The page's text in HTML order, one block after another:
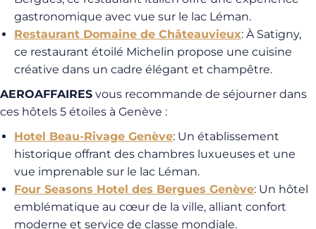
gastronomique avec vue sur le lac Léman.
Restaurant Domaine de Châteauvieux: À Satigny,
ce restaurant étoilé Michelin propose une cuisine
créative dans un cadre élégant et champêtre.
AEROAFFAIRES vous recommande de séjourner dans
ces hôtels 5 étoiles à Genève :
Hotel Beau-Rivage Genève: Un établissement
historique offrant des chambres luxueuses et une
vue imprenable sur le lac Léman.
Four Seasons Hotel des Bergues Genève: Un hôtel
emblématique au cœur de la ville, alliant confort
moderne et service de classe mondiale.